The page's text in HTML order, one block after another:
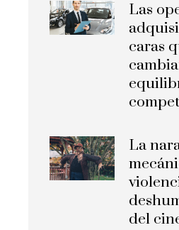
Las
caras
La
del